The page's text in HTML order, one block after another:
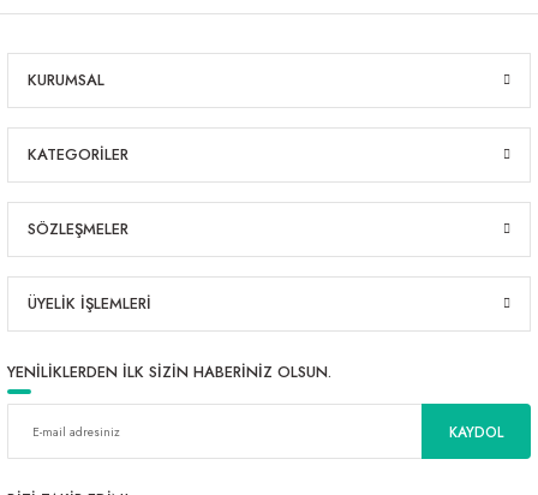
KURUMSAL
KATEGORİLER
SÖZLEŞMELER
ÜYELİK İŞLEMLERİ
YENİLİKLERDEN İLK SİZİN HABERİNİZ OLSUN.
KAYDOL